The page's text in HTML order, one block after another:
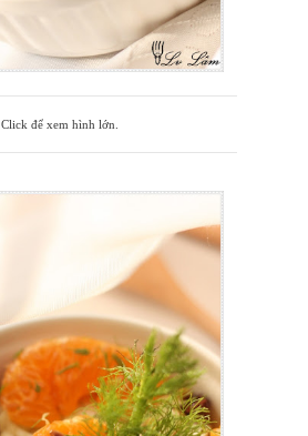
Click để xem hình lớn.